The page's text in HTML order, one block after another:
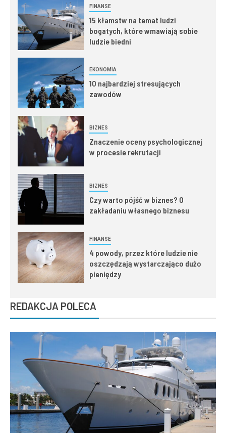
FINANSE
15 kłamstw na temat ludzi
bogatych, które wmawiają sobie
ludzie biedni
EKONOMIA
10 najbardziej stresujących
zawodów
BIZNES
Znaczenie oceny psychologicznej
w procesie rekrutacji
BIZNES
Czy warto pójść w biznes? O
zakładaniu własnego biznesu
FINANSE
4 powody, przez które ludzie nie
oszczędzają wystarczająco dużo
pieniędzy
REDAKCJA POLECA